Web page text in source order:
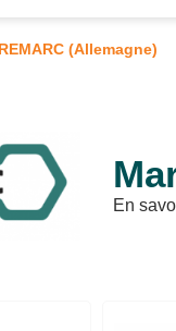
REMARC (Allemagne)
En